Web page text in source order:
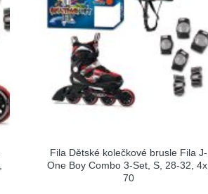
Fila Dětské kolečkové brusle Fila J-
One Boy Combo 3-Set, S, 28-32, 4x,
70